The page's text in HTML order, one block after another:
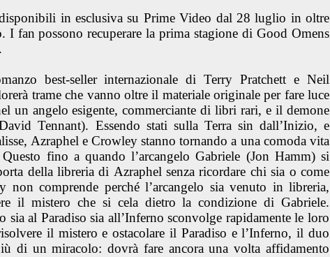
in esclusiva su Prime Video dal 28 luglio in oltre
I fan possono recuperare la prima stagione di Good Omens
best-seller internazionale di Terry Pratchett e Neil
trame che vanno oltre il materiale originale per fare luce
un angelo esigente, commerciante di libri rari, e il demone
Tennant). Essendo stati sulla Terra sin dall’Inizio, e
Azraphel e Crowley stanno tornando a una comoda vita
fino a quando l’arcangelo Gabriele (Jon Hamm) si
della libreria di Azraphel senza ricordare chi sia o come
comprende perché l’arcangelo sia venuto in libreria,
il mistero che si cela dietro la condizione di Gabriele.
sia al Paradiso sia all’Inferno sconvolge rapidamente le loro
il mistero e ostacolare il Paradiso e l’Inferno, il duo
di un miracolo: dovrà fare ancora una volta affidamento